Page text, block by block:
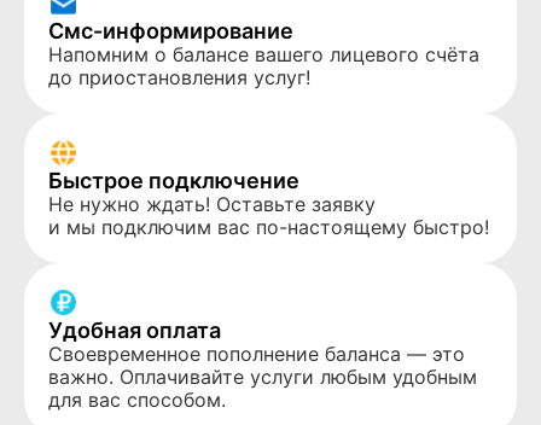
Смс-информирование
Напомним о балансе вашего лицевого счёта
до приостановления услуг!
Быстрое подключение
Не нужно ждать! Оставьте заявку
и мы подключим вас по-настоящему быстро!
Удобная оплата
Своевременное пополнение баланса — это
важно. Оплачивайте услуги любым удобным
для вас способом.